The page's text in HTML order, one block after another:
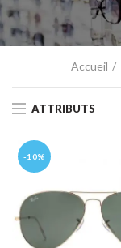
Accueil
ATTRIBUTS
-10%